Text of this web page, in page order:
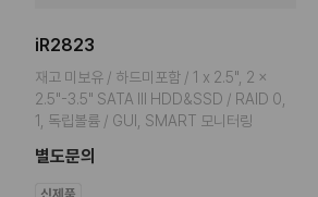
iR2823
재고 미보유 / 하드미포함 / 1 x 2.5", 2 x
2.5"-3.5" SATA III HDD&SSD / RAID 0,
1, 독립볼륨 / GUI, SMART 모니터링
별도문의